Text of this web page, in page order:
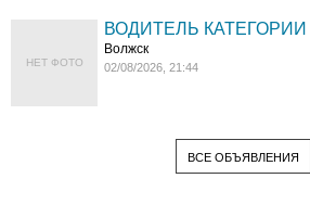
НЕТ ФОТО
ВОДИТЕЛЬ КАТЕГОРИИ
Волжск
02/08/2026, 21:44
ВСЕ ОБЪЯВЛЕНИЯ